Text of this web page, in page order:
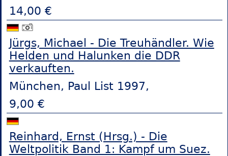
14,00 €
Jürgs, Michael - Die Treuhändler. Wie
Helden und Halunken die DDR
verkauften.
München, Paul List 1997,
9,00 €
Reinhard, Ernst (Hrsg.) - Die
Weltpolitik Band 1: Kampf um Suez.